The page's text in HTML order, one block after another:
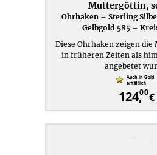
Muttergöttin,
Ohrhaken – Sterling
Gelbgold 585 –
Diese Ohrhaken zeigen
in früheren Zeiten als
angebetet
124,00€